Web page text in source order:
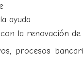
ayuda
la renovación de
procesos